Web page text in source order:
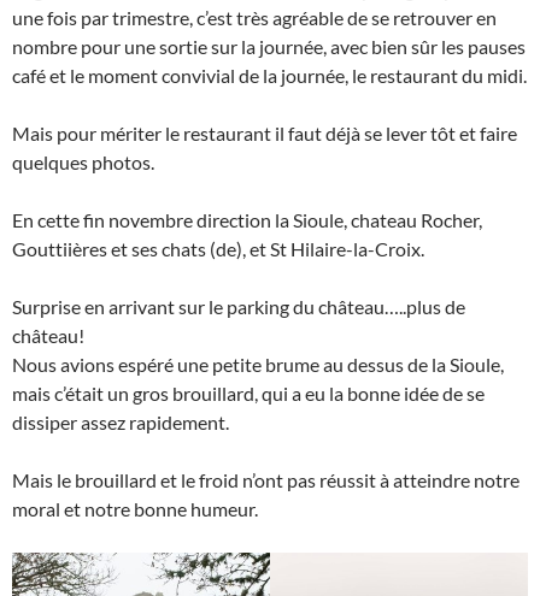
une fois par trimestre, c’est très agréable de se retrouver en
nombre pour une sortie sur la journée, avec bien sûr les pauses
café et le moment convivial de la journée, le restaurant du midi.
Mais pour mériter le restaurant il faut déjà se lever tôt et faire
quelques photos.
En cette fin novembre direction la Sioule, chateau Rocher,
Gouttiières et ses chats (de), et St Hilaire-la-Croix.
Surprise en arrivant sur le parking du château…..plus de
château!
Nous avions espéré une petite brume au dessus de la Sioule,
mais c’était un gros brouillard, qui a eu la bonne idée de se
dissiper assez rapidement.
Mais le brouillard et le froid n’ont pas réussit à atteindre notre
moral et notre bonne humeur.